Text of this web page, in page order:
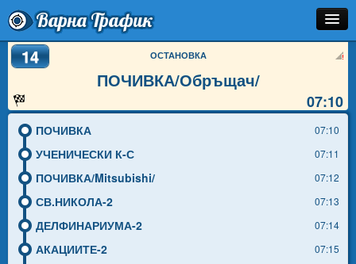
Варна Трафик
Остановка
Как Добраться?
Инфо
14 ОСТАНОВКА
ПОЧИВКА/Обръщач/
07:10
ПОЧИВКА 07:10
УЧЕНИЧЕСКИ К-С 07:11
ПОЧИВКА/Mitsubishi/ 07:12
СВ.НИКОЛА-2 07:13
ДЕЛФИНАРИУМА-2 07:14
АКАЦИИТЕ-2 07:15